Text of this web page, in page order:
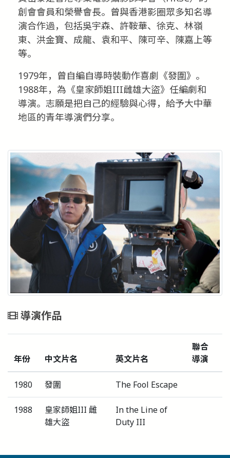
創會會員和榮譽會長。曾與香港影圈眾多知名導
演合作過，包括吳宇森、許鞍華、徐克、林嶺
東、洪金寶、成龍、袁和平、陳可辛、陳嘉上等
等。
1979年，曾自編自導時裝動作喜劇《發圍》。
1988年，為《皇家師姐III雌雄大盜》任編劇和
導演。志願是把自己的經驗與心得，給予大中華
地區的青年導演們分享。
導演作品
年份 中文片名 英文片名
聯合
導演
1980 發圍 The Fool Escape
1988
皇家師姐III 雌
雄大盜
In the Line of
Duty III